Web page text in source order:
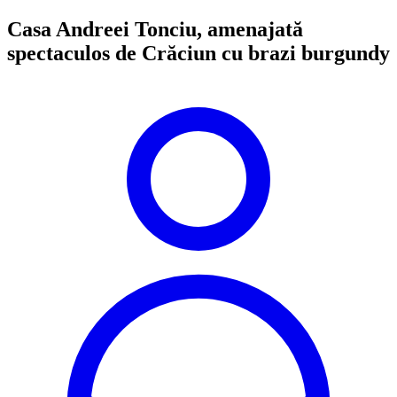
Casa Andreei Tonciu, amenajată
spectaculos de Crăciun cu brazi burgundy